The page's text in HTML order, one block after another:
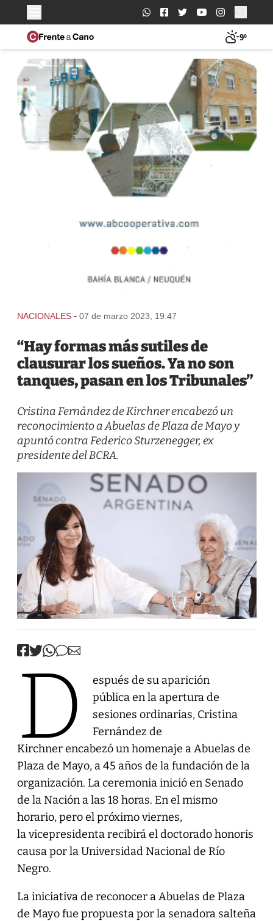
Buscar:
9º
NACIONALES - 07 de marzo 2023, 19:47
“Hay formas más sutiles de
clausurar los sueños. Ya no son
tanques, pasan en los Tribunales”
Cristina Fernández de Kirchner encabezó un
reconocimiento a Abuelas de Plaza de Mayo y
apuntó contra Federico Sturzenegger, ex
presidente del BCRA.
D
espués de su aparición
pública en la apertura de
sesiones ordinarias, Cristina
Fernández de
Kirchner encabezó un homenaje a Abuelas de
Plaza de Mayo, a 45 años de la fundación de la
organización. La ceremonia inició en Senado
de la Nación a las 18 horas. En el mismo
horario, pero el próximo viernes,
la vicepresidenta recibirá el doctorado honoris
causa por la Universidad Nacional de Río
Negro.
La iniciativa de reconocer a Abuelas de Plaza
de Mayo fue propuesta por la senadora salteña